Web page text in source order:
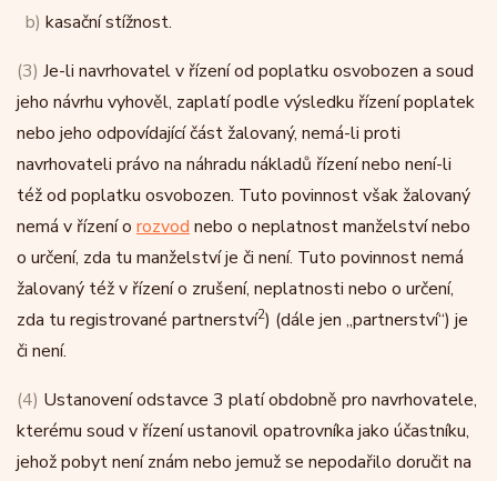
b) kasační stížnost.
(3) Je-li navrhovatel v řízení od poplatku osvobozen a soud
jeho návrhu vyhověl, zaplatí podle výsledku řízení poplatek
nebo jeho odpovídající část žalovaný, nemá-li proti
navrhovateli právo na náhradu nákladů řízení nebo není-li
též od poplatku osvobozen. Tuto povinnost však žalovaný
nemá v řízení o rozvod nebo o neplatnost manželství nebo
o určení, zda tu manželství je či není. Tuto povinnost nemá
žalovaný též v řízení o zrušení, neplatnosti nebo o určení,
zda tu registrované partnerství2) (dále jen „partnerství“) je
či není.
(4) Ustanovení odstavce 3 platí obdobně pro navrhovatele,
kterému soud v řízení ustanovil opatrovníka jako účastníku,
jehož pobyt není znám nebo jemuž se nepodařilo doručit na